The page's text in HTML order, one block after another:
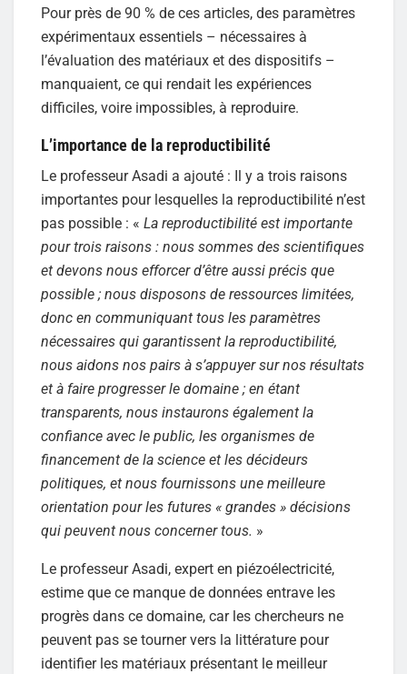
Pour près de 90 % de ces articles, des paramètres
expérimentaux essentiels – nécessaires à
l’évaluation des matériaux et des dispositifs –
manquaient, ce qui rendait les expériences
difficiles, voire impossibles, à reproduire.
L’importance de la reproductibilité
Le professeur Asadi a ajouté : Il y a trois raisons
importantes pour lesquelles la reproductibilité n’est
pas possible : « La reproductibilité est importante
pour trois raisons : nous sommes des scientifiques
et devons nous efforcer d’être aussi précis que
possible ; nous disposons de ressources limitées,
donc en communiquant tous les paramètres
nécessaires qui garantissent la reproductibilité,
nous aidons nos pairs à s’appuyer sur nos résultats
et à faire progresser le domaine ; en étant
transparents, nous instaurons également la
confiance avec le public, les organismes de
financement de la science et les décideurs
politiques, et nous fournissons une meilleure
orientation pour les futures « grandes » décisions
qui peuvent nous concerner tous. »
Le professeur Asadi, expert en piézoélectricité,
estime que ce manque de données entrave les
progrès dans ce domaine, car les chercheurs ne
peuvent pas se tourner vers la littérature pour
identifier les matériaux présentant le meilleur